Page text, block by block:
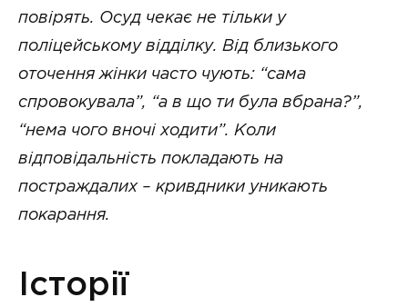
повірять. Осуд чекає не тільки у
поліцейському відділку. Від близького
оточення жінки часто чують: “сама
спровокувала”, “а в що ти була вбрана?”,
“нема чого вночі ходити”. Коли
відповідальність покладають на
постраждалих – кривдники уникають
покарання.
Історії